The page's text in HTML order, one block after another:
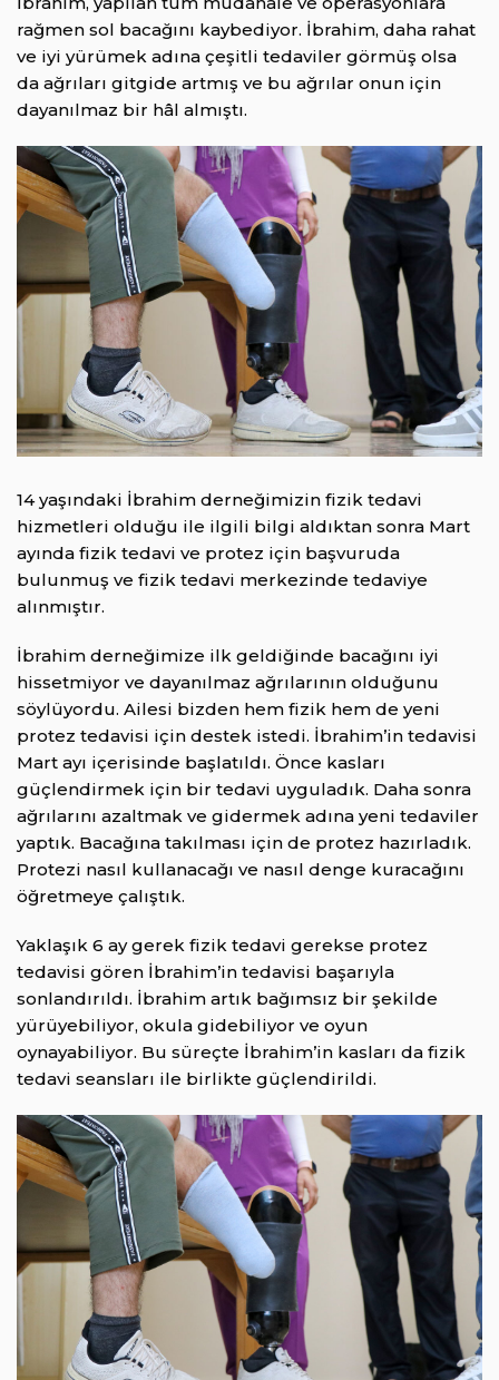
rağmen sol bacağını kaybediyor. İbrahim, daha rahat
ve iyi yürümek adına çeşitli tedaviler görmüş olsa
da ağrıları gitgide artmış ve bu ağrılar onun için
dayanılmaz bir hâl almıştı.
14 yaşındaki İbrahim derneğimizin fizik tedavi
hizmetleri olduğu ile ilgili bilgi aldıktan sonra Mart
ayında fizik tedavi ve protez için başvuruda
bulunmuş ve fizik tedavi merkezinde tedaviye
alınmıştır.
İbrahim derneğimize ilk geldiğinde bacağını iyi
hissetmiyor ve dayanılmaz ağrılarının olduğunu
söylüyordu. Ailesi bizden hem fizik hem de yeni
protez tedavisi için destek istedi. İbrahim’in tedavisi
Mart ayı içerisinde başlatıldı. Önce kasları
güçlendirmek için bir tedavi uyguladık. Daha sonra
ağrılarını azaltmak ve gidermek adına yeni tedaviler
yaptık. Bacağına takılması için de protez hazırladık.
Protezi nasıl kullanacağı ve nasıl denge kuracağını
öğretmeye çalıştık.
Yaklaşık 6 ay gerek fizik tedavi gerekse protez
tedavisi gören İbrahim’in tedavisi başarıyla
sonlandırıldı. İbrahim artık bağımsız bir şekilde
yürüyebiliyor, okula gidebiliyor ve oyun
oynayabiliyor. Bu süreçte İbrahim’in kasları da fizik
tedavi seansları ile birlikte güçlendirildi.